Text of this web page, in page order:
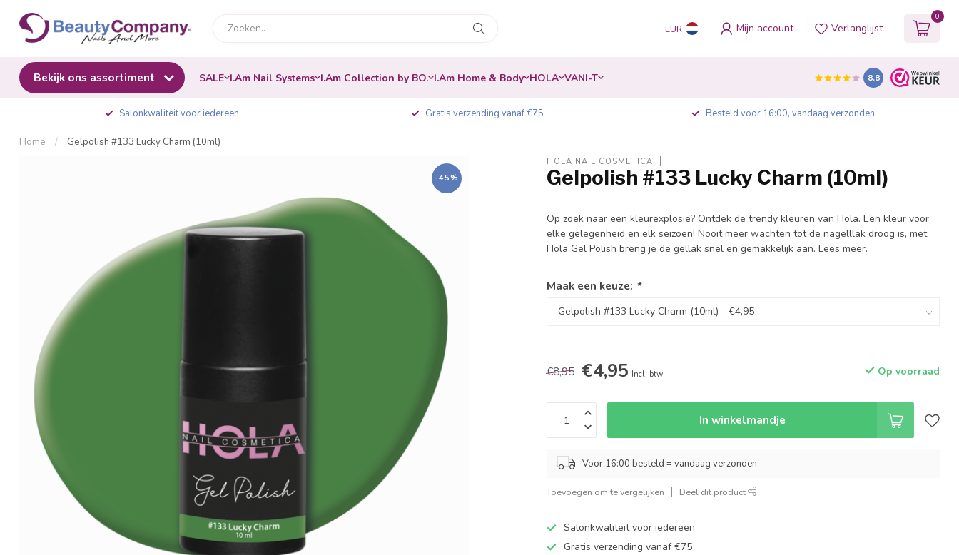
EUR Mijn account Verlanglijst
0
Bekijk ons assortiment SALE I.Am Nail Systems I.Am Collection by BO. I.Am Home & Body HOLA VANI-T 8.8
Salonkwaliteit voor iedereen Gratis verzending vanaf €75 Besteld voor 16:00, vandaag verzonden
Home / Gelpolish #133 Lucky Charm (10ml)
-45%
HOLA NAIL COSMETICA
Gelpolish #133 Lucky Charm (10ml)
Op zoek naar een kleurexplosie? Ontdek de trendy kleuren van Hola. Een kleur voor
elke gelegenheid en elk seizoen! Nooit meer wachten tot de nagelllak droog is, met
Hola Gel Polish breng je de gellak snel en gemakkelijk aan.Lees meer.
Maak een keuze: *
€8,95 €4,95 Incl. btw Op voorraad
In winkelmandje
Voor 16:00 besteld = vandaag verzonden
Toevoegen om te vergelijken Deel dit product
Salonkwaliteit voor iedereen
Gratis verzending vanaf €75